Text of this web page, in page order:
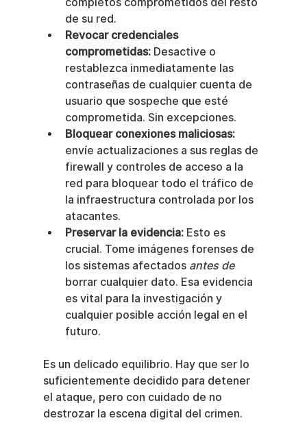
de su red.
Revocar credenciales
comprometidas: Desactive o
restablezca inmediatamente las
contraseñas de cualquier cuenta de
usuario que sospeche que esté
comprometida. Sin excepciones.
Bloquear conexiones maliciosas:
envíe actualizaciones a sus reglas de
firewall y controles de acceso a la
red para bloquear todo el tráfico de
la infraestructura controlada por los
atacantes.
Preservar la evidencia: Esto es
crucial. Tome imágenes forenses de
los sistemas afectados antes de
borrar cualquier dato. Esa evidencia
es vital para la investigación y
cualquier posible acción legal en el
futuro.
Es un delicado equilibrio. Hay que ser lo
suficientemente decidido para detener
el ataque, pero con cuidado de no
destrozar la escena digital del crimen.